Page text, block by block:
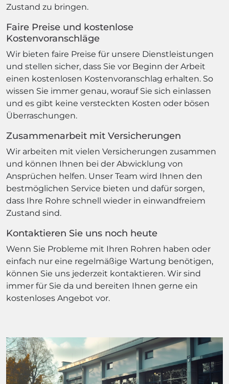
Zustand zu bringen.
Faire Preise und kostenlose
Kostenvoranschläge
Wir bieten faire Preise für unsere Dienstleistungen
und stellen sicher, dass Sie vor Beginn der Arbeit
einen kostenlosen Kostenvoranschlag erhalten. So
wissen Sie immer genau, worauf Sie sich einlassen
und es gibt keine versteckten Kosten oder bösen
Überraschungen.
Zusammenarbeit mit Versicherungen
Wir arbeiten mit vielen Versicherungen zusammen
und können Ihnen bei der Abwicklung von
Ansprüchen helfen. Unser Team wird Ihnen den
bestmöglichen Service bieten und dafür sorgen,
dass Ihre Rohre schnell wieder in einwandfreiem
Zustand sind.
Kontaktieren Sie uns noch heute
Wenn Sie Probleme mit Ihren Rohren haben oder
einfach nur eine regelmäßige Wartung benötigen,
können Sie uns jederzeit kontaktieren. Wir sind
immer für Sie da und bereiten Ihnen gerne ein
kostenloses Angebot vor.